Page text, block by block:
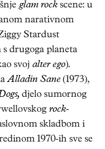
glam rock scene: u
narativnom
Stardust
s drugoga planeta
svoj alter ego).
Alladin Sane (1973),
djelo sumornog
rock-
skladbom i
1970-ih sve se